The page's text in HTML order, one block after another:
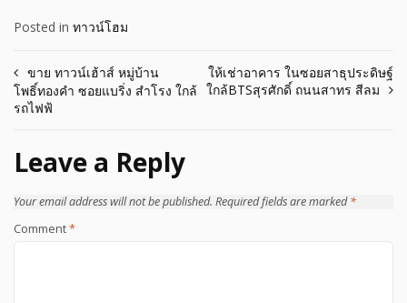
Posted in ทาวน์โฮม
Post
navigation
ขาย ทาวน์เฮ้าส์ หมู่บ้าน
โพธิ์ทองคำ ซอยแบริ่ง สำโรง ใกล้
รถไฟฟ้
ให้เช่าอาคาร ในซอยสาธุประดิษฐ์
ใกล้BTSสุรศักดิ์ ถนนสาทร สีลม
Leave a Reply
Your email address will not be published. Required fields are marked*
Comment*